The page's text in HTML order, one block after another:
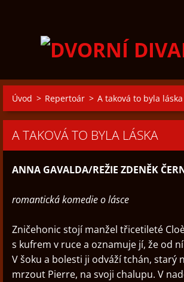
Úvod > Repertoár > A taková to byla láska
A TAKOVÁ TO BYLA LÁSKA
ANNA GAVALDA/REŽIE ZDENĚK
romantická komedie o lásce
Zničehonic stojí manžel třicetileté
s kufrem v ruce a oznamuje jí, že od
V šoku a bolesti ji odváží tchán, starý
mrzout Pierre, na svoji chalupu. V